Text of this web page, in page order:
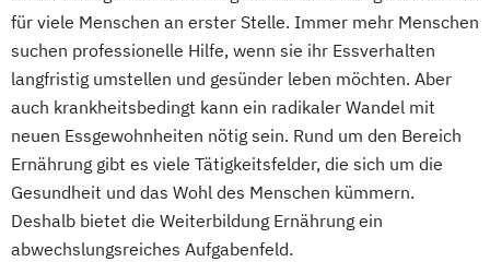
Ernährungsberater/in B-Lizenz
Ernährungsfachwirt/in
Fachberater für Nahrungsergänzungsmittel
Fachkraft für Betriebliches
Gesundheitsmanagement
Fachtrainer/in für Sportrehabilitation
Fachwirt/in für Prävention und
für viele Menschen an erster Stelle. Immer mehr Menschen
suchen professionelle Hilfe, wenn sie ihr Essverhalten
langfristig umstellen und gesünder leben möchten. Aber
auch krankheitsbedingt kann ein radikaler Wandel mit
neuen Essgewohnheiten nötig sein. Rund um den Bereich
Ernährung gibt es viele Tätigkeitsfelder, die sich um die
Gesundheit und das Wohl des Menschen kümmern.
Deshalb bietet die Weiterbildung Ernährung ein
abwechslungsreiches Aufgabenfeld.